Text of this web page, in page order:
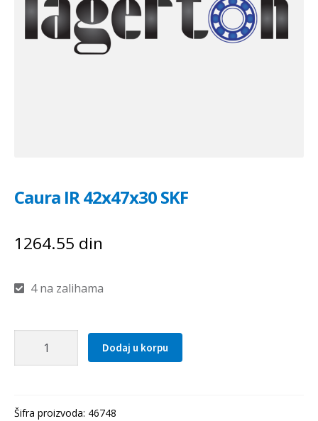
Caura IR 42x47x30 SKF
1264.55 din
4 na zalihama
količina
Dodaj u korpu
Šifra proizvoda: 46748